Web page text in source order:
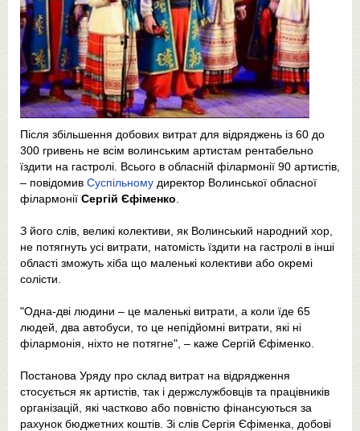
Після збільшення добових витрат для відряджень із 60 до
300 гривень не всім волинським артистам рентабельно
їздити на гастролі. Всього в обласній філармонії 90 артистів,
– повідомив Суспільному директор Волинської обласної
філармонії Сергій Єфіменко
З його слів, великі колективи, як Волинський народний хор,
не потягнуть усі витрати, натомість їздити на гастролі в інші
області зможуть хіба що маленькі колективи або окремі
солісти.
"Одна-дві людини – це маленькі витрати, а коли їде 65
людей, два автобуси, то це непідйомні витрати, які ні
філармонія, ніхто не потягне", – каже Сергій Єфіменко.
Постанова Уряду про склад витрат на відрядження
стосується як артистів, так і держслужбовців та працівників
організацій, які частково або повністю фінансуються за
рахунок бюджетних коштів. Зі слів Сергія Єфіменка, добові